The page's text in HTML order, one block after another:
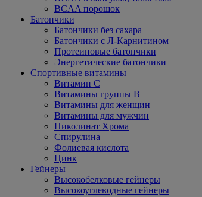
BCAA порошок
Батончики
Батончики без сахара
Батончики с Л-Карнитином
Протеиновые батончики
Энергетические батончики
Спортивные витамины
Витамин С
Витамины группы В
Витамины для женщин
Витамины для мужчин
Пиколинат Хрома
Спирулина
Фолиевая кислота
Цинк
Гейнеры
Высокобелковые гейнеры
Высокоуглеводные гейнеры